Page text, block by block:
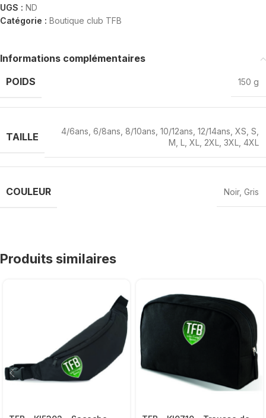
UGS : ND
Catégorie : Boutique club TFB
Informations complémentaires
POIDS
150 g
TAILLE 4/6ans 6/8ans 8/10ans 10/12ans 12/14ans XS S
M L XL 2XL 3XL 4XL
COULEUR Noir, Gris
Produits similaires